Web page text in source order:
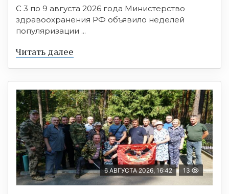
С 3 по 9 августа 2026 года Министерство
здравоохранения РФ объявило неделей
популяризации ...
Читать далее
6 АВГУСТА 2026, 16:42 13